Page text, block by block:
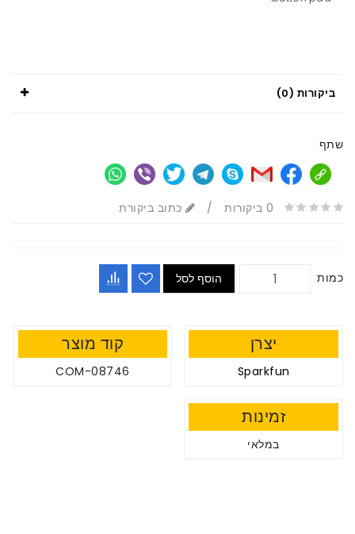
ביקורות (0)
שתף
0 ביקורות / כתוב ביקורת
כמות הוסף לסל
יצרן
Sparkfun
קוד מוצר
COM-08746
זמינות
במלאי